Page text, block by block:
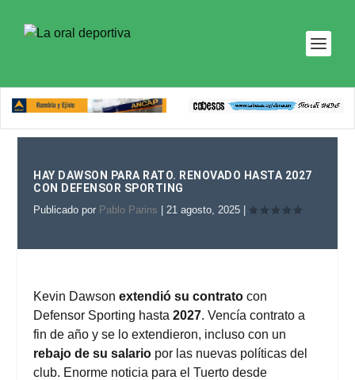
HAY DAWSON PARA RATO. RENOVADO HASTA 2027
CON DEFENSOR SPORTING
Publicado por Pablo Parins |21 agosto, 2025
Kevin Dawsonextendió su contrato con
Defensor Sporting hasta2027. Vencía contrato a
fin de año y se lo extendieron, incluso con un
rebajo de su salario por las nuevas políticas del
club. Enorme noticia para el Tuerto desde